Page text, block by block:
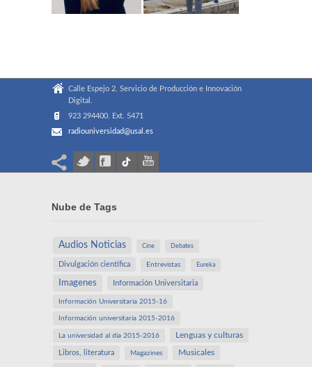
Calle Espejo 2. Servicio de Producción e Innovación
Digital.
923 294400. Ext. 5471
radiouniversidad@usal.es
Nube de Tags
Audios Noticias Cine Debates
Divulgación científica Entrevistas Eureka
Imagenes Información Universitaria
Información Universitaria 2015-16
Información universitaria 2015-2016
La universidad al día 2015-2016 Lenguas y culturas
Libros, literatura Magazines Musicales